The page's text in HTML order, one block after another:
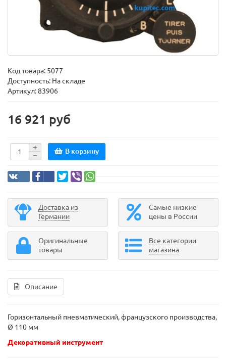
Код товара: 5077
Доступность: На складе
Артикул: 83906
16 921 руб
В корзину
Доставка из
Германии
Самые низкие
цены в России
Оригинальные
товары
Все категории
магазина
Описание
Горизонтальный пневматический, французского производства,
Ø 110 мм
Декоративный инструмент